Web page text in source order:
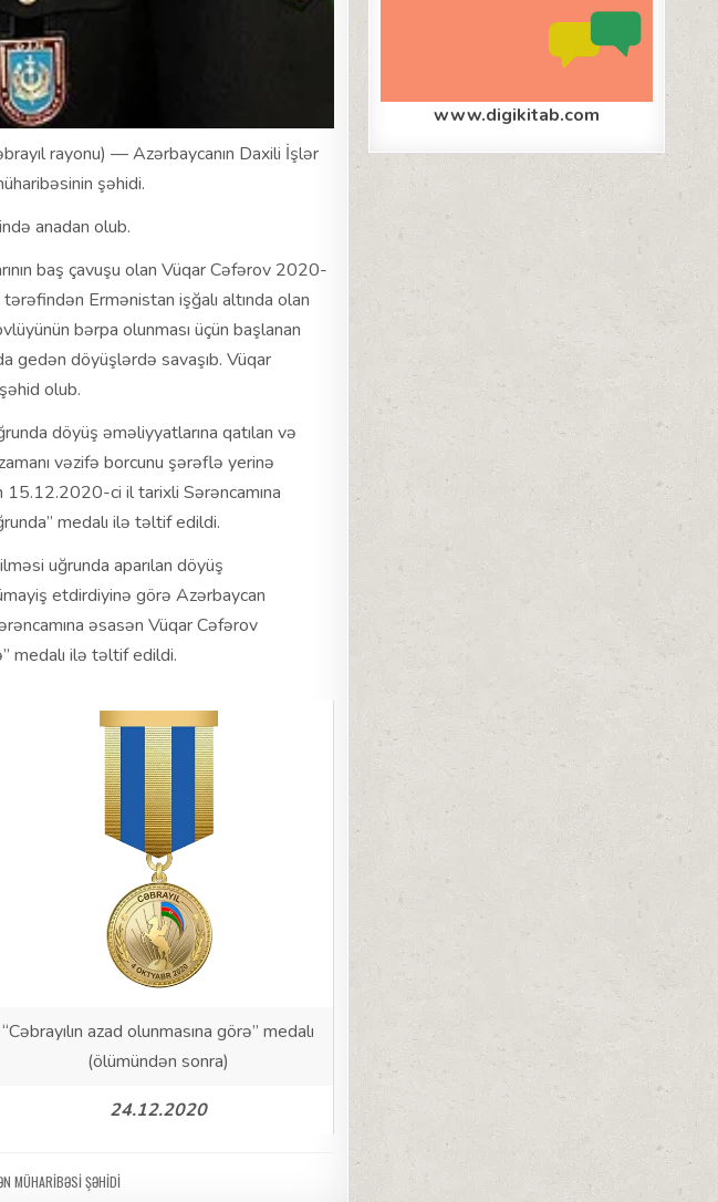
rayonu) — Azərbaycanın Daxili İşlər
şəhidi.
anadan olub.
baş çavuşu olan Vüqar Cəfərov 2020-
Ermənistan işğalı altında olan
bərpa olunması üçün başlanan
gedən döyüşlərdə savaşıb. Vüqar
olub.
döyüş əməliyyatlarına qatılan və
vəzifə borcunu şərəflə yerinə
ci il tarixli Sərəncamına
medalı ilə təltif edildi.
uğrunda aparılan döyüş
etdirdiyinə görə Azərbaycan
əsasən Vüqar Cəfərov
medalı ilə təltif edildi.
“Cəbrayılın azad olunmasına görə” medalı
(ölümündən sonra)
24.12.2020
MÜHARIBƏSI ŞƏHIDI
www.digikitab.com